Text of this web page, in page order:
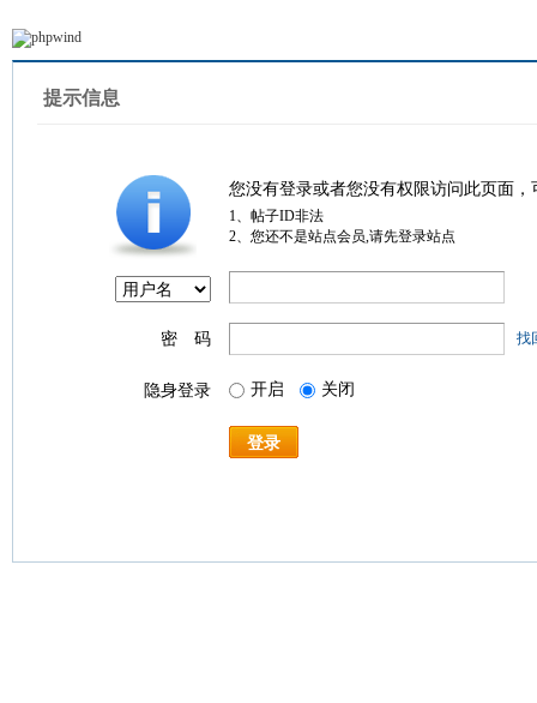
提示信息
您没有登录或者您没有权限访问此页面
1、帖子ID非法
2、您还不是站点会员,请先登录站点
密 码 找
隐身登录 开启 关闭
登录